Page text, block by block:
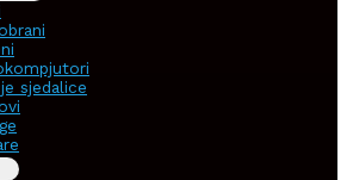
sjedalice